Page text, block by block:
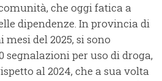
che oggi fatica a
dipendenze. In provincia di
del 2025, si sono
segnalazioni per uso di droga,
al 2024, che a sua volta